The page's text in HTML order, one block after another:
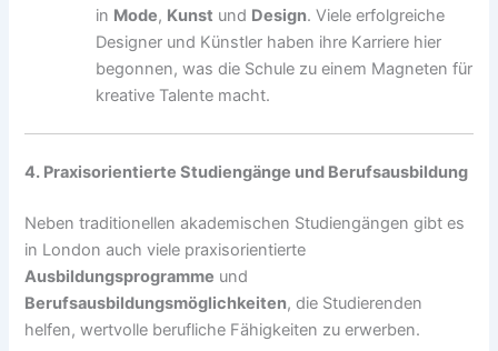
in Mode, Kunst und Design. Viele erfolgreiche
Designer und Künstler haben ihre Karriere hier
begonnen, was die Schule zu einem Magneten für
kreative Talente macht.
4. Praxisorientierte Studiengänge und Berufsausbildung
Neben traditionellen akademischen Studiengängen gibt es
in London auch viele praxisorientierte
Ausbildungsprogramme und
Berufsausbildungsmöglichkeiten, die Studierenden
helfen, wertvolle berufliche Fähigkeiten zu erwerben.